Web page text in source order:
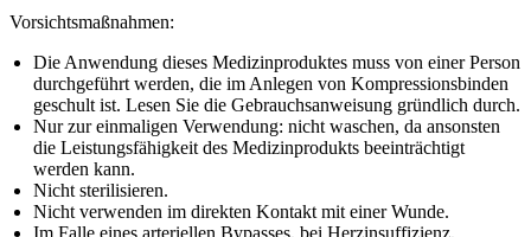
Vorsichtsmaßnahmen:
Die Anwendung dieses Medizinproduktes muss von einer Person
durchgeführt werden, die im Anlegen von Kompressionsbinden
geschult ist. Lesen Sie die Gebrauchsanweisung gründlich durch.
Nur zur einmaligen Verwendung: nicht waschen, da ansonsten
die Leistungsfähigkeit des Medizinprodukts beeinträchtigt
werden kann.
Nicht sterilisieren.
Nicht verwenden im direkten Kontakt mit einer Wunde.
Im Falle eines arteriellen Bypasses, bei Herzinsuffizienz,